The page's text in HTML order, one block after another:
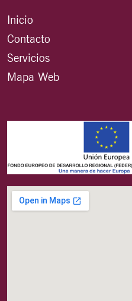
Inicio
Contacto
Servicios
Mapa Web